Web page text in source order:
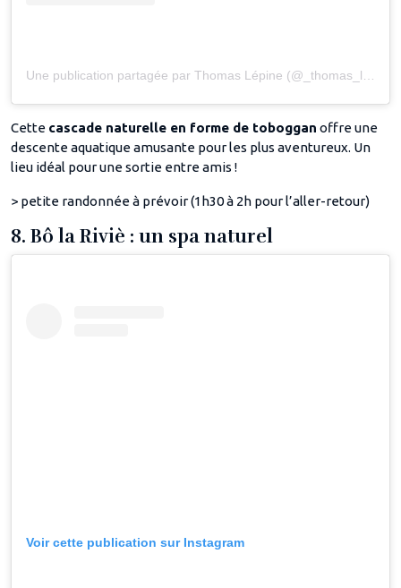
Cette cascade naturelle en forme de toboggan offre une
descente aquatique amusante pour les plus aventureux. Un
lieu idéal pour une sortie entre amis !
> petite randonnée à prévoir (1h30 à 2h pour l’aller-retour)
8. Bô la Riviè : un spa naturel
Voir cette publication sur Instagram